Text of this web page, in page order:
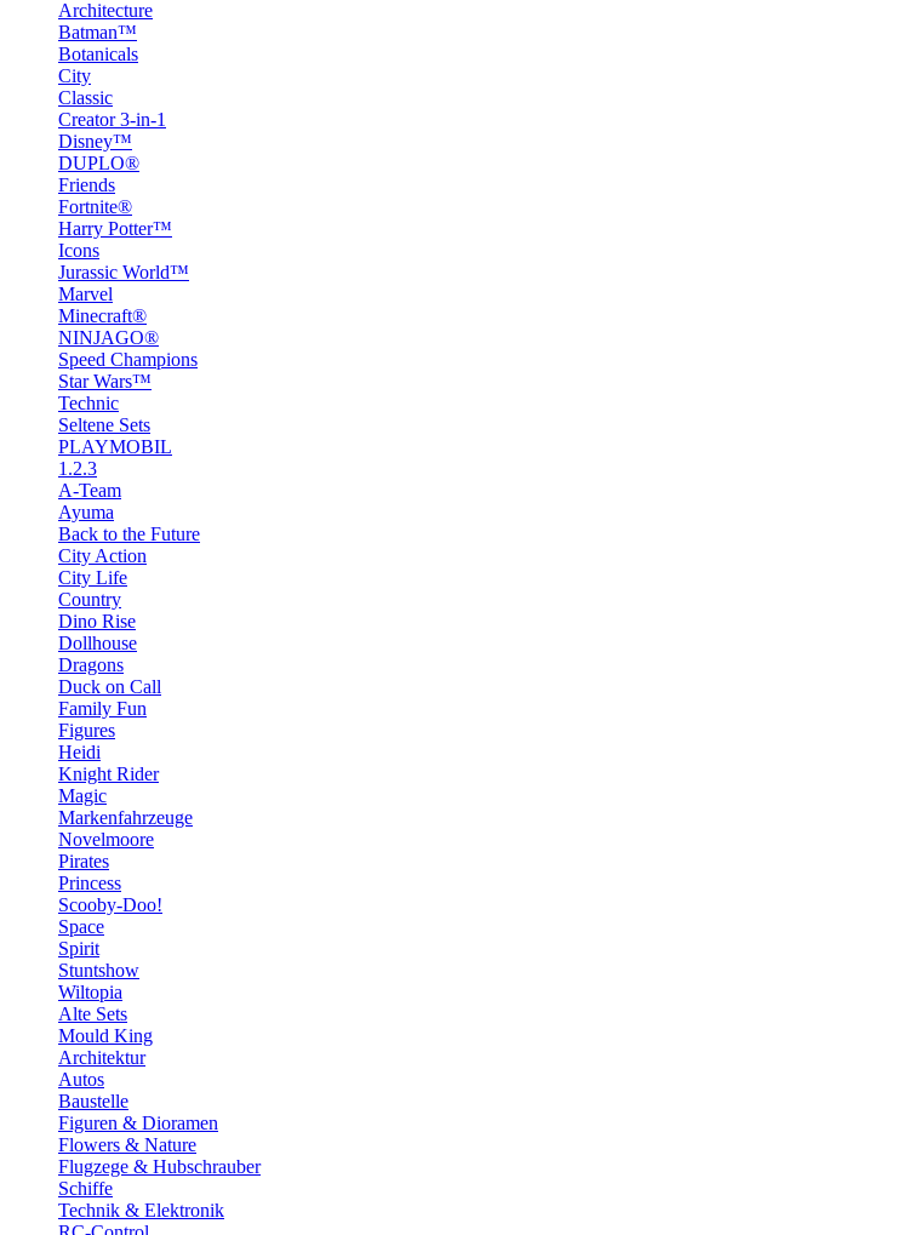
Architecture
Batman™
Botanicals
City
Classic
Creator 3-in-1
Disney™
DUPLO®
Friends
Fortnite®
Harry Potter™
Icons
Jurassic World™
Marvel
Minecraft®
NINJAGO®
Speed Champions
Star Wars™
Technic
Seltene Sets
PLAYMOBIL
1.2.3
A-Team
Ayuma
Back to the Future
City Action
City Life
Country
Dino Rise
Dollhouse
Dragons
Duck on Call
Family Fun
Figures
Heidi
Knight Rider
Magic
Markenfahrzeuge
Novelmoore
Pirates
Princess
Scooby-Doo!
Space
Spirit
Stuntshow
Wiltopia
Alte Sets
Mould King
Architektur
Autos
Baustelle
Figuren & Dioramen
Flowers & Nature
Flugzege & Hubschrauber
Schiffe
Technik & Elektronik